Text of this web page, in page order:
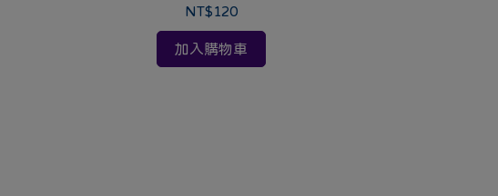
NT$120
加入購物車